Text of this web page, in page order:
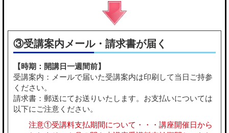
③受講案内メール・請求書が届く
【時期：開講日一週間前】
受講案内：メールで届いた受講案内は印刷して当日ご持参
ください。
請求書：郵送にてお送りいたします。お支払いについては
以下にご注意ください。
注意①受講料支払期間について・・・講座開催日から